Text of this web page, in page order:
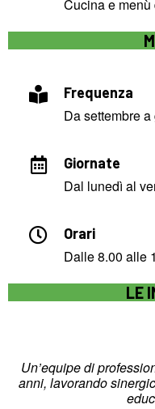
Cucina e menù
Frequenza
Da settembre
Giornate
Dal lunedì al
Orari
Dalle 8.00 alle
LE
Un’equipe di
anni, lavorando